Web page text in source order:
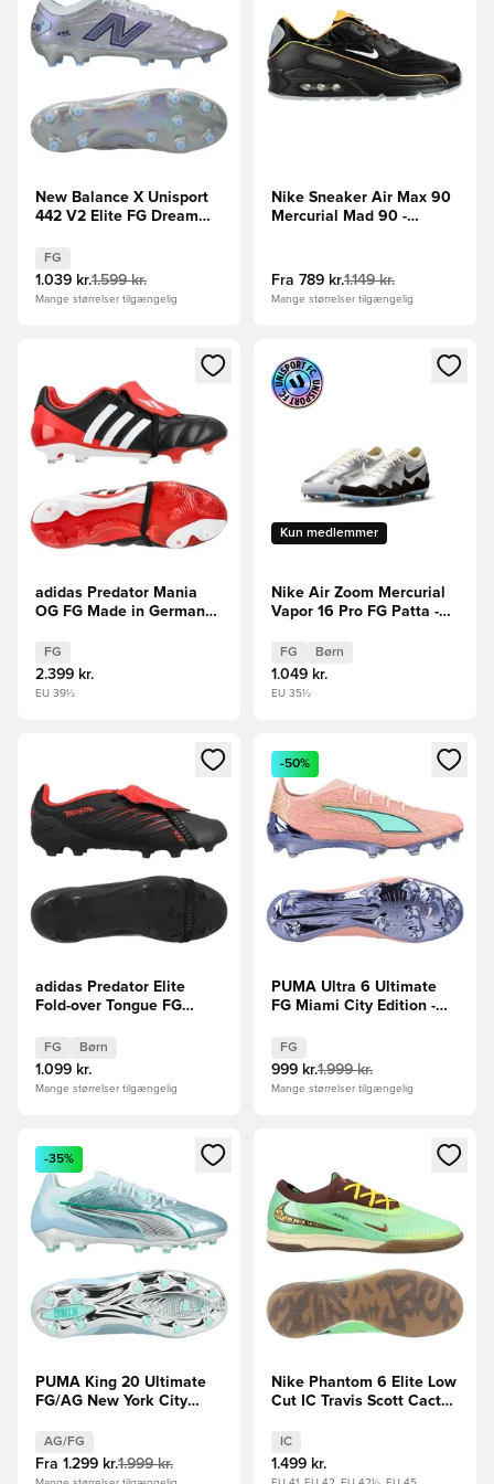
New Balance X Unisport
442 V2 Elite FG Dream
EDITION
FG
1.039 kr.1.599 kr.
Mange størrelser tilgængelig
Nike Sneaker Air Max 90
Mercurial Mad 90 -
Fra 789 kr.1.149 kr.
Mange størrelser tilgængelig
Åbner en Modal til at logge ind eller tilmelde dig som
adidas Predator Mania
OG FG Made in Germany -
EDITION
FG
2.399 kr.
EU 39½
Åbner en Modal til at logge
Kun medlemmer
Nike Air Zoom Mercurial
Vapor 16 Pro FG Patta -
LIMITED EDITION
FG Børn
1.049 kr.
EU 35½
Åbner en Modal til at logge ind eller tilmelde dig som
adidas Predator Elite
Fold-over Tongue FG
LIMITED EDITION
FG Børn
1.099 kr.
Mange størrelser tilgængelig
Åbner en Modal til at logge
-50%
PUMA Ultra 6 Ultimate
FG Miami City Edition -
FG
999 kr.1.999 kr.
Mange størrelser tilgængelig
Åbner en Modal til at logge ind eller tilmelde dig som
-35%
PUMA King 20 Ultimate
FG/AG New York City
Lyseblå/Grøn/Grøn
AG/FG
Fra 1.299 kr.1.999 kr.
Åbner en Modal til at logge
Nike Phantom 6 Elite Low
Cut IC Travis Scott Cactus
EDITION
IC
1.499 kr.